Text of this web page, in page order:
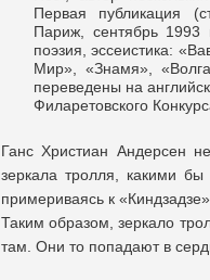
Первая публикация
Париж, сентябрь 1993
поэзия, эссеистика:
Мир», «Знамя»,
переведены на
Филаретовского
Ганс Христиан Андерсен
зеркала тролля, какими
примериваясь к
Таким образом, зеркало
там. Они то попадают в